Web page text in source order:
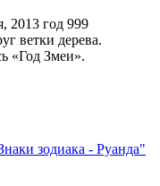
2013 год 999
ветки дерева.
«Год Змеи».
зодиака - Руанда"